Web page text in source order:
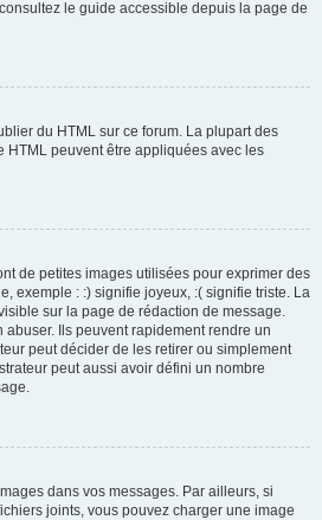
le guide accessible depuis la page de
du HTML sur ce forum. La plupart des
HTML peuvent être appliquées avec les
de petites images utilisées pour exprimer des
exemple : :) signifie joyeux, :( signifie triste. La
sur la page de rédaction de message.
abuser. Ils peuvent rapidement rendre un
peut décider de les retirer ou simplement
peut aussi avoir défini un nombre
dans vos messages. Par ailleurs, si
joints, vous pouvez charger une image